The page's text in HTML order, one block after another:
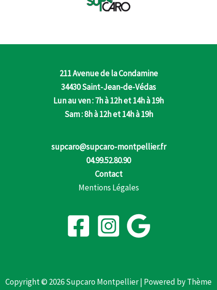
211 Avenue de la Condamine
34430 Saint-Jean-de-Védas
Lun au ven : 7h à 12h et 14h à 19h
Sam : 8h à 12h et 14h à 19h
supcaro@supcaro-montpellier.fr
04.99.52.80.90
Contact
Mentions Légales
Copyright © 2026 Supcaro Montpellier | Powered byThème